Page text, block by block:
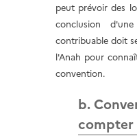
peut prévoir des
conclusion
contribuable doit
l'Anah pour
convention.
b.
compter